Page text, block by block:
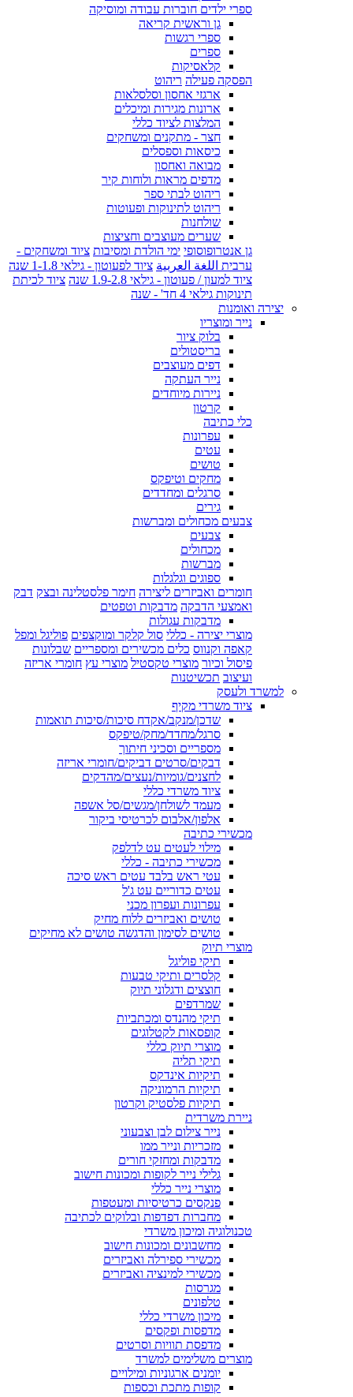
ספרי ילדים חוברות עבודה ומוסיקה
גן וראשית קריאה
ספרי רגשות
ספרים
קלאסיקות
הפסקה פעילה ריהוט
ארגזי אחסון וסלסלאות
ארונות מגירות ומיכלים
המלצות לציוד כללי
חצר - מתקנים ומשחקים
כיסאות וספסלים
מבואה ואחסון
מדפים מראות ולוחות קיר
ריהוט לבתי ספר
ריהוט לתינוקות ופעוטות
שולחנות
שערים מעוצבים וחציצות
גן אנטרופוסופי ימי הולדת ומסיבות ציוד ומשחקים -
ערבית اللغة العربية ציוד לפעוטון - גילאי 1-1.8 שנה
ציוד למעון / פעוטון - גילאי 1.9-2.8 שנה
ציוד לכיתת
תינוקות גילאי 4 חד' - שנה
יצירה ואומנות
נייר ומוצריו
בלוק ציור
בריסטולים
דפים מעוצבים
נייר העתקה
ניירות מיוחדים
קרטון
כלי כתיבה
עפרונות
עטים
טושים
מחקים וטיפקס
סרגלים ומחדדים
גירים
צבעים מכחולים ומברשות
צבעים
מכחולים
מברשות
ספוגים וגלגלות
חומרים ואביזרים ליצירה חימר פלסטלינה ובצק דבק
ואמצעי הדבקה מדבקות וטפטים
מדבקות עגולות
מוצרי יצירה - כללי סול קלקר ומוקצפים פוליגל ומפל
קאפה וקנווס כלים מכשירים ומספריים שבלונות
פיסול וכיור מוצרי טקסטיל מוצרי עץ חומרי אריזה
ועיצוב תכשיטנות
למשרד ולעסק
ציוד משרדי מקיף
שדכן/מנקב/אקדח סיכות/סיכות תואמות
סרגל/מחדד/מחק/טיפקס
מספריים וסכיני חיתוך
דבקים/סרטים דביקים/חומרי אריזה
לחצנים/גומיות/נעצים/מהדקים
ציוד משרדי כללי
מעמד לשולחן/מגשים/סל אשפה
אלפון/אלבום לכרטיסי ביקור
מכשירי כתיבה
מילוי לעטים עט לדלפק
מכשירי כתיבה - כללי
עטי ראש בלבד עטים ראש סיכה
עטים כדוריים עט ג'ל
עפרונות ועפרון מכני
טושים ואביזרים ללוח מחיק
טושים לסימון והדגשה טושים לא מחיקים
מוצרי תיוק
תיקי פוליגל
קלסרים ותיקי טבעות
חוצצים ודגלוני תיוק
שמרדפים
תיקי מהנדס ומכתביות
קופסאות לקטלוגים
מוצרי תיוק כללי
תיקי תליה
תיקיות אינדקס
תיקיות הרמוניקה
תיקיות פלסטיק וקרטון
ניירת משרדית
נייר צילום לבן וצבעוני
מזכריות ונייר ממו
מדבקות ומחזקי חורים
גלילי נייר לקופות ומכונות חישוב
מוצרי נייר כללי
פנקסים כרטיסיות ומעטפות
מחברות דפדפות ובלוקים לכתיבה
טכנולוגיה ומיכון משרדי
מחשבונים ומכונות חישוב
מכשירי ספירלה ואביזרים
מכשירי למינציה ואביזרים
מגרסות
טלפונים
מיכון משרדי כללי
מדפסות ופקסים
מדפסת תוויות וסרטים
מוצרים משלימים למשרד
יומנים ארגוניות ומילויים
קופות מתכת וכספות